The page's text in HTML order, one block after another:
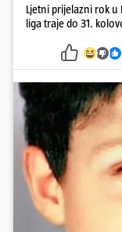
Ljetni prijelazni rok u
liga traje do 31.